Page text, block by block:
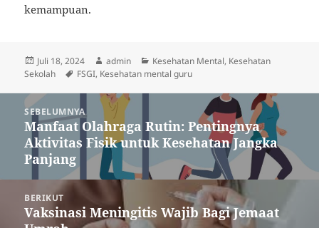
kemampuan.
Diposkan
pada
Juli 18, 2024 Penulis
admin Kategori
Kesehatan Mental, Kesehatan
Sekolah
Tag
FSGI, Kesehatan mental guru
Navigasi
SEBELUMNYA
Pos
sebelumnya:
Manfaat Olahraga Rutin: Pentingnya
Aktivitas Fisik untuk Kesehatan Jangka
Panjang
BERIKUT
Pos
Vaksinasi Meningitis Wajib Bagi Jemaat